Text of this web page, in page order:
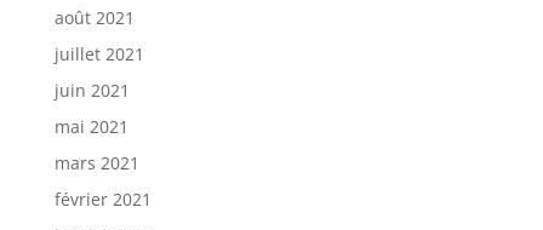
août 2021
juillet 2021
juin 2021
mai 2021
mars 2021
février 2021